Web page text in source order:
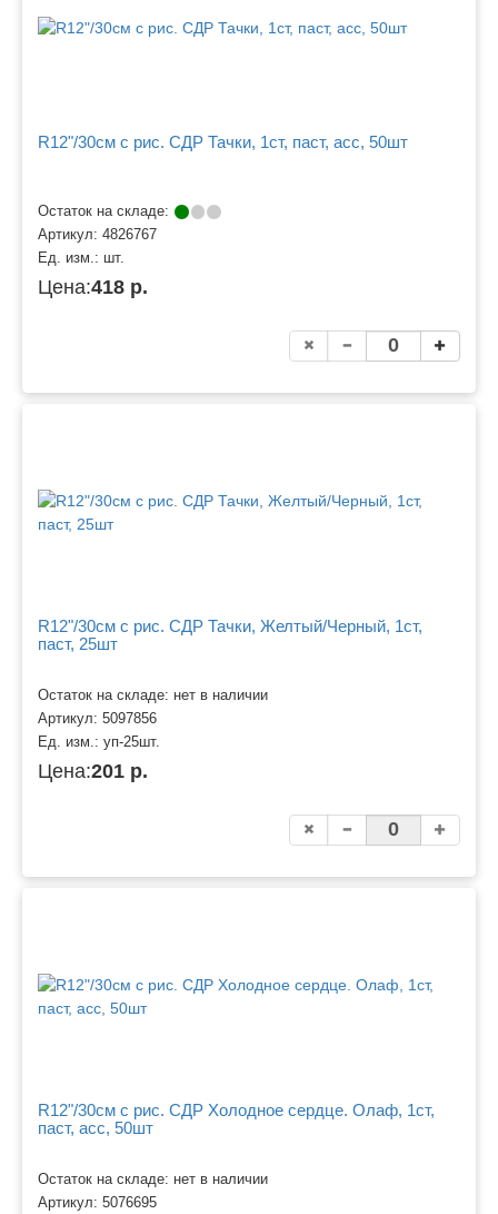
R12"/30см с рис. СДР Тачки, 1ст, паст, асс, 50шт
Остаток на складе:
Артикул: 4826767
Ед. изм.: шт.
Цена:418 р.
R12"/30см с рис. СДР Тачки, Желтый/Черный, 1ст,
паст, 25шт
Остаток на складе: нет в наличии
Артикул: 5097856
Ед. изм.: уп-25шт.
Цена:201 р.
R12"/30см с рис. СДР Холодное сердце. Олаф, 1ст,
паст, асс, 50шт
Остаток на складе: нет в наличии
Артикул: 5076695